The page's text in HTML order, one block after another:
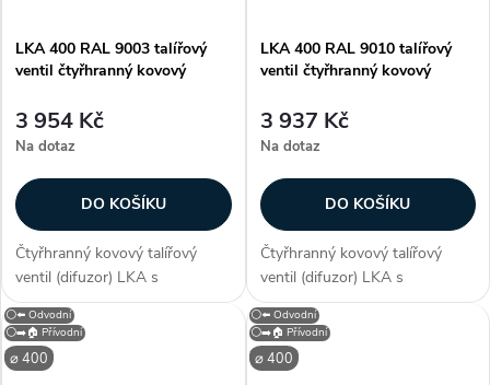
LKA 400 RAL 9003 talířový
ventil čtyřhranný kovový
3 954 Kč
Na dotaz
DO KOŠÍKU
Čtyřhranný kovový talířový
ventil (difuzor) LKA s
průměrem připojení 400 mm. S
neperforovaným čelním
panelem je určen pro přívod a
odvod vzduchu. Kruhový
LKA 400 RAL 9010 talířový
ventil čtyřhranný kovový
3 937 Kč
Na dotaz
DO KOŠÍKU
Čtyřhranný kovový talířový
ventil (difuzor) LKA s
průměrem připojení 400 mm. S
neperforovaným čelním
panelem je určen pro přívod a
odvod vzduchu. Kruhový
⌀ 400
⚪⬅️ Odvodní
⚪➡️🏠 Přívodní
⌀ 400
⚪⬅️ Odvodní
⚪➡️🏠 Přívodní